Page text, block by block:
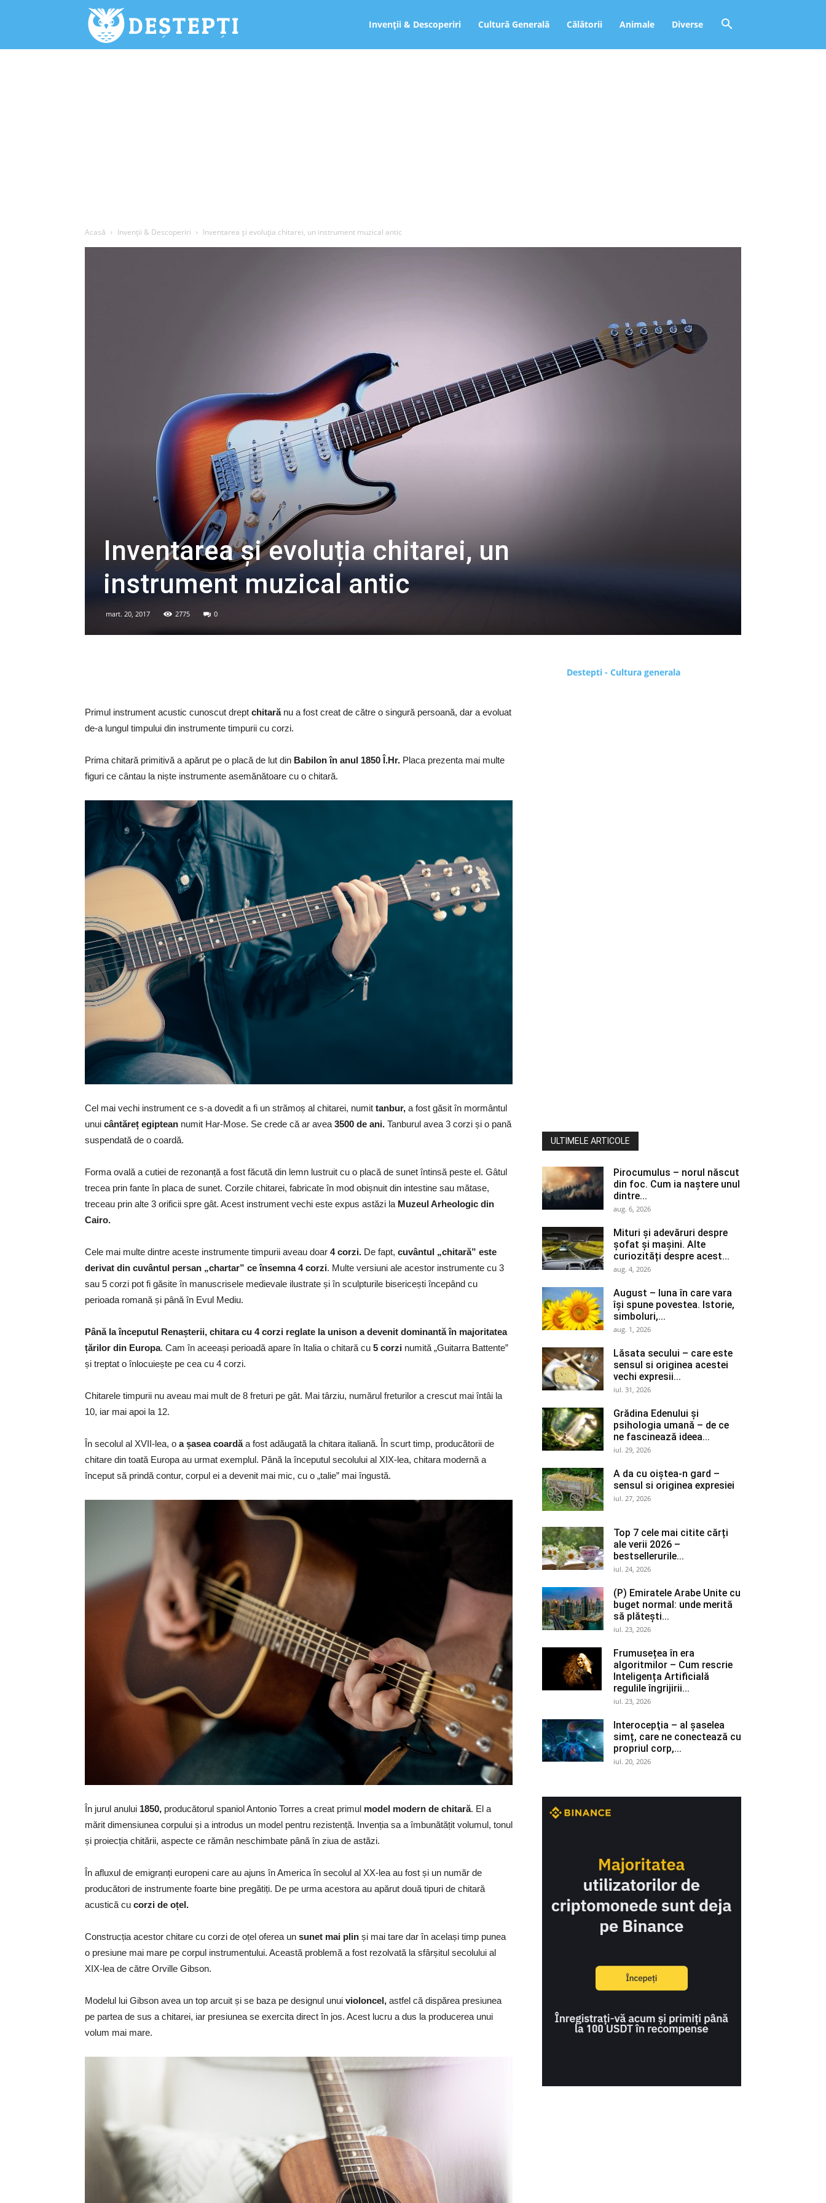
Deștepți.ro Invenții & Descoperiri Cultură Generală Călătorii Animale Diverse
Acasă Invenții & Descoperiri Inventarea și evoluția chitarei, un instrument muzical antic
Inventarea și evoluția chitarei, un
instrument muzical antic
mart. 20, 2017 2775 0
Primul instrument acustic cunoscut drept chitarănu a fost creat de către o singură persoană, dar a evoluat
de-a lungul timpului din instrumente timpurii cu corzi.
Prima chitară primitivă a apărut pe o placă de lut din Babilon în anul 1850 Î.Hr. Placa prezenta mai multe
figuri ce cântau la niște instrumente asemănătoare cu o chitară.
Cel mai vechi instrument ce s-a dovedit a fi un strămoș al chitarei, numit tanbur, a fost găsit în mormântul
unui cântăreț egiptean numit Har-Mose. Se crede că ar avea 3500 de ani. Tanburul avea 3 corzi și o pană
suspendată de o coardă.
Forma ovală a cutiei de rezonanță a fost făcută din lemn lustruit cu o placă de sunet întinsă peste el. Gâtul
trecea prin fante în placa de sunet. Corzile chitarei, fabricate în mod obișnuit din intestine sau mătase,
treceau prin alte 3 orificii spre gât. Acest instrument vechi este expus astăzi la Muzeul Arheologic din
Cairo.
Cele mai multe dintre aceste instrumente timpurii aveau doar 4 corzi. De fapt, cuvântul „chitară” este
derivat din cuvântul persan „chartar” ce însemna 4 corzi. Multe versiuni ale acestor instrumente cu 3
sau 5 corzi pot fi găsite în manuscrisele medievale ilustrate și în sculpturile bisericești începând cu
perioada romană și până în Evul Mediu.
Până la începutul Renașterii, chitara cu 4 corzi reglate la unison a devenit dominantă în majoritatea
țărilor din Europa. Cam în aceeași perioadă apare în Italia o chitară cu 5 corzi numită „Guitarra Battente”
și treptat o înlocuiește pe cea cu 4 corzi.
Chitarele timpurii nu aveau mai mult de 8 freturi pe gât. Mai târziu, numărul freturilor a crescut mai întâi la
10, iar mai apoi la 12.
În secolul al XVII-lea, o a șasea coardăa fost adăugată la chitara italiană. În scurt timp, producătorii de
chitare din toată Europa au urmat exemplul. Până la începutul secolului al XIX-lea, chitara modernă a
început să prindă contur, corpul ei a devenit mai mic, cu o „talie” mai îngustă.
În jurul anului 1850, producătorul spaniol Antonio Torres a creat primul model modern de chitară. El a
mărit dimensiunea corpului și a introdus un model pentru rezistență. Invenția sa a îmbunătățit volumul, tonul
și proiecția chitării, aspecte ce rămân neschimbate până în ziua de astăzi.
În afluxul de emigranți europeni care au ajuns în America în secolul al XX-lea au fost și un număr de
producători de instrumente foarte bine pregătiți. De pe urma acestora au apărut două tipuri de chitară
acustică cu corzi de oțel.
Construcția acestor chitare cu corzi de oțel oferea un sunet mai plin și mai tare dar în același timp punea
o presiune mai mare pe corpul instrumentului. Această problemă a fost rezolvată la sfârșitul secolului al
XIX-lea de către Orville Gibson.
Modelul lui Gibson avea un top arcuit și se baza pe designul unui violoncel, astfel că dispărea presiunea
pe partea de sus a chitarei, iar presiunea se exercita direct în jos. Acest lucru a dus la producerea unui
volum mai mare.
Destepti - Cultura generala
ULTIMELE ARTICOLE
Pirocumulus – norul născut
din foc. Cum ia naștere unul
dintre...
aug. 6, 2026
Mituri și adevăruri despre
șofat și mașini. Alte
curiozități despre acest...
aug. 4, 2026
August – luna în care vara
își spune povestea. Istorie,
simboluri,...
aug. 1, 2026
Lăsata secului – care este
sensul si originea acestei
vechi expresii...
iul. 31, 2026
Grădina Edenului și
psihologia umană – de ce
ne fascinează ideea...
iul. 29, 2026
A da cu oiștea-n gard –
sensul si originea expresiei
iul. 27, 2026
Top 7 cele mai citite cărți
ale verii 2026 –
bestsellerurile...
iul. 24, 2026
(P) Emiratele Arabe Unite cu
buget normal: unde merită
să plătești...
iul. 23, 2026
Frumusețea în era
algoritmilor – Cum rescrie
Inteligența Artificială
regulile îngrijirii...
iul. 23, 2026
Interocepţia – al șaselea
simț, care ne conectează cu
propriul corp,...
iul. 20, 2026